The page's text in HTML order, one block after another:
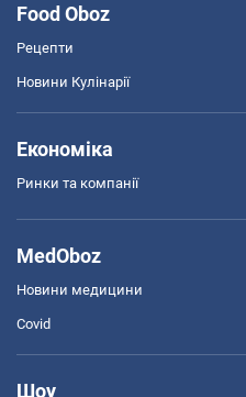
Food Oboz
Рецепти
Новини Кулінарії
Економіка
Ринки та компанії
MedOboz
Новини медицини
Covid
Шоу